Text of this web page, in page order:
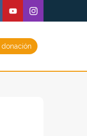
SíguenosSíguenos
en
(nueva
Síguenos
en
(nueva
donación